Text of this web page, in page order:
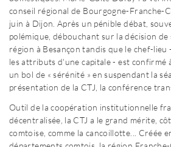
conseil régional de Bourgogne-Franche-
juin à Dijon. Après un pénible débat,
polémique, débouchant sur la décision de
région à Besançon tandis que le chef-
les attributs d'une capitale - est confirmé
un bol de « sérénité » en suspendant la
présentation de la CTJ, la conférence
Outil de la coopération institutionnelle
décentralisée, la CTJ a le grand mérite,
comtoise, comme la cancoillotte... Créée